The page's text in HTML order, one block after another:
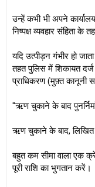
उन्हें कभी भी अपने
निष्पक्ष व्यवहार संहिता के
यदि उत्पीड़न गंभीर हो
तहत पुलिस में शिकायत दर्ज
प्राधिकरण (मुफ़्त कानूनी
"ऋण चुकाने के बाद
ऋण चुकाने के बाद,
बहुत कम सीमा वाला एक
पूरी राशि का भुगतान करें।